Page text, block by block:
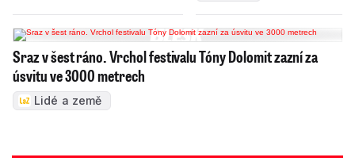
Sraz v šest ráno. Vrchol festivalu Tóny Dolomit zazní za
úsvitu ve 3000 metrech
Lidé a země